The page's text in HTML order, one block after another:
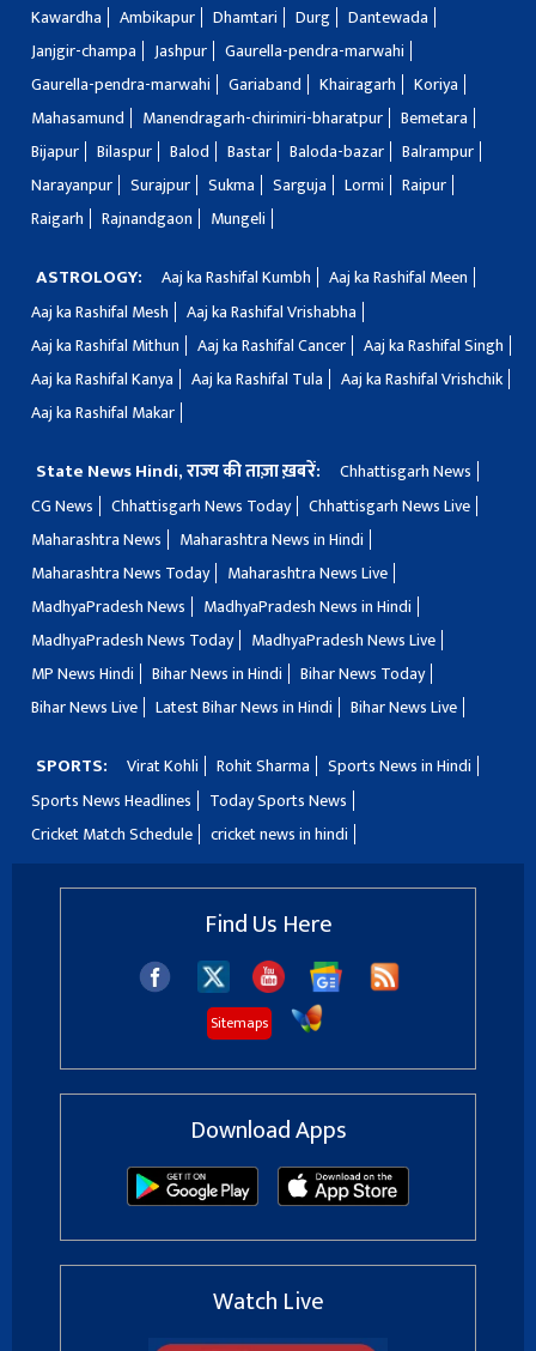
Kawardha
Ambikapur Dhamtari Durg
Dantewada
Janjgir-champa
Jashpur
Gaurella-pendra-marwahi
Gaurella-pendra-marwahi
Gariaband Khairagarh
Koriya
Mahasamund
Manendragarh-chirimiri-bharatpur
Bemetara
Bijapur
Bilaspur Balod Bastar Baloda-bazar
Balrampur
Narayanpur
Surajpur Sukma Sarguja Lormi
Raipur
Raigarh
Rajnandgaon Mungeli
ASTROLOGY: Aaj ka Rashifal Kumbh
Aaj ka Rashifal Meen
Aaj ka Rashifal Mesh
Aaj ka Rashifal Vrishabha
Aaj ka Rashifal Mithun
Aaj ka Rashifal Cancer
Aaj ka Rashifal Singh
Aaj ka Rashifal Kanya
Aaj ka Rashifal Tula
Aaj ka Rashifal Vrishchik
Aaj ka Rashifal Makar
State News Hindi, राज्य की ताज़ा ख़बरें:
Chhattisgarh News
CG News
Chhattisgarh News Today
Chhattisgarh News Live
Maharashtra News
Maharashtra News in Hindi
Maharashtra News Today
Maharashtra News Live
MadhyaPradesh News
MadhyaPradesh News in Hindi
MadhyaPradesh News Today
MadhyaPradesh News Live
MP News Hindi
Bihar News in Hindi
Bihar News Today
Bihar News Live
Latest Bihar News in Hindi Bihar News Live
SPORTS: Virat Kohli Rohit Sharma
Sports News in Hindi
Sports News Headlines
Today Sports News
Cricket Match Schedule
cricket news in hindi
Find Us Here
Sitemaps
Download Apps
Watch Live